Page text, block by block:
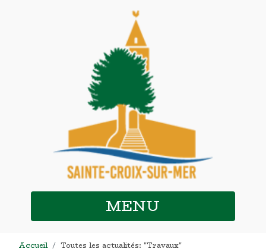
MENU
Accueil Toutes les actualités: "Travaux"